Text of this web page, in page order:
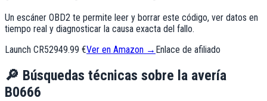
Un escáner OBD2 te permite leer y borrar este código, ver datos en
tiempo real y diagnosticar la causa exacta del fallo.
Launch CR52949.99 €Ver en Amazon → Enlace de afiliado
🔎 Búsquedas técnicas sobre la avería
B0666